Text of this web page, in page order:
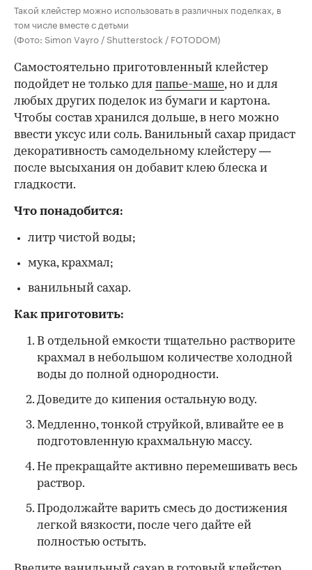
Такой клейстер можно использовать в различных поделках, в
том числе вместе с детьми
(Фото: Simon Vayro / Shutterstock / FOTODOM)
Самостоятельно приготовленный клейстер
подойдет не только для папье-маше, но и для
любых других поделок из бумаги и картона.
Чтобы состав хранился дольше, в него можно
ввести уксус или соль. Ванильный сахар придаст
декоративность самодельному клейстеру —
после высыхания он добавит клею блеска и
гладкости.
Что понадобится:
литр чистой воды;
мука, крахмал;
ванильный сахар.
Как приготовить:
В отдельной емкости тщательно растворите
крахмал в небольшом количестве холодной
воды до полной однородности.
Доведите до кипения остальную воду.
Медленно, тонкой струйкой, вливайте ее в
подготовленную крахмальную массу.
Не прекращайте активно перемешивать весь
раствор.
Продолжайте варить смесь до достижения
легкой вязкости, после чего дайте ей
полностью остыть.